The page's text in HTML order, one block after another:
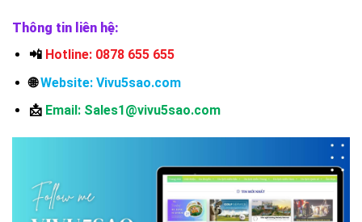
Thông tin liên hệ:
📲 Hotline: 0878 655 655
🌐Website: Vivu5sao.com
📩 Email: Sales1@vivu5sao.com